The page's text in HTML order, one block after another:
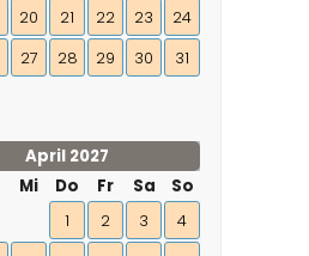
20 21 22 23
24
27 28 29 30 31
April 2027
Mi Do Fr Sa So
1 2 3
4